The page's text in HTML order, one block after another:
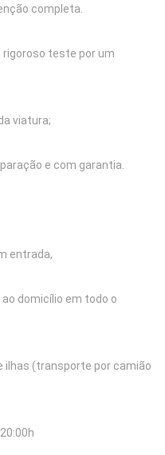
completa.
rigoroso teste por um
viatura;
e com garantia.
entrada,
domicílio em todo o
ilhas (transporte por camião